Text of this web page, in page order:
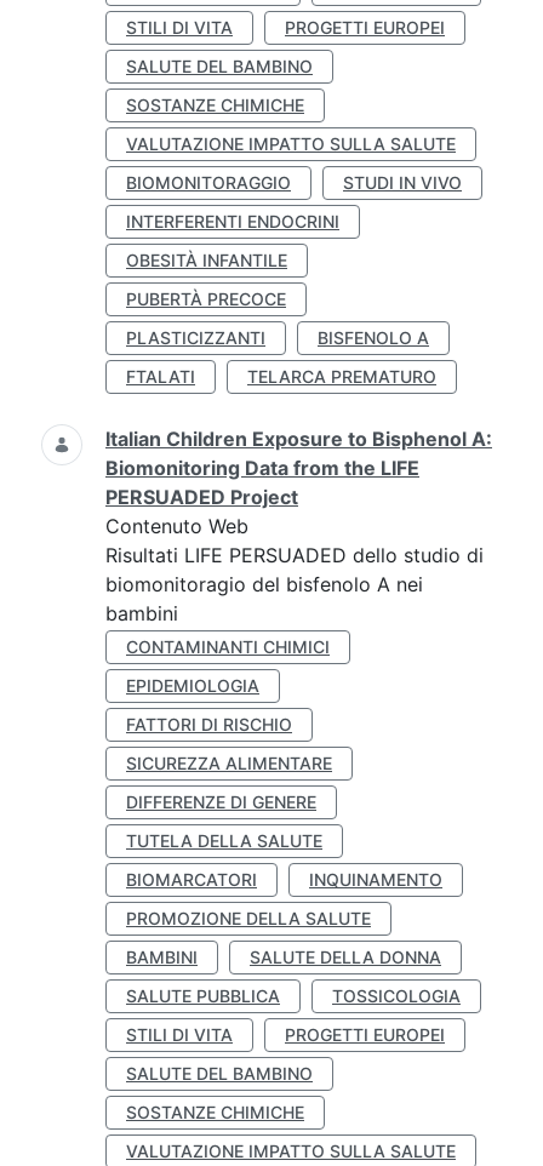
STILI DI VITA
PROGETTI EUROPEI
SALUTE DEL BAMBINO
SOSTANZE CHIMICHE
VALUTAZIONE IMPATTO SULLA SALUTE
BIOMONITORAGGIO
STUDI IN VIVO
INTERFERENTI ENDOCRINI
OBESITÀ INFANTILE
PUBERTÀ PRECOCE
PLASTICIZZANTI
BISFENOLO A
FTALATI
TELARCA PREMATURO
Italian Children Exposure to Bisphenol A:
Biomonitoring Data from the LIFE
PERSUADED Project
Contenuto Web
Risultati LIFE PERSUADED dello studio di
biomonitoragio del bisfenolo A nei
bambini
CONTAMINANTI CHIMICI
EPIDEMIOLOGIA
FATTORI DI RISCHIO
SICUREZZA ALIMENTARE
DIFFERENZE DI GENERE
TUTELA DELLA SALUTE
BIOMARCATORI
INQUINAMENTO
PROMOZIONE DELLA SALUTE
BAMBINI
SALUTE DELLA DONNA
SALUTE PUBBLICA
TOSSICOLOGIA
STILI DI VITA
PROGETTI EUROPEI
SALUTE DEL BAMBINO
SOSTANZE CHIMICHE
VALUTAZIONE IMPATTO SULLA SALUTE